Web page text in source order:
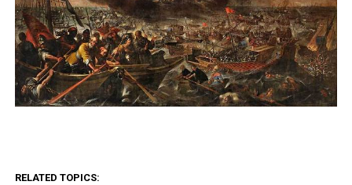
RELATED TOPICS: